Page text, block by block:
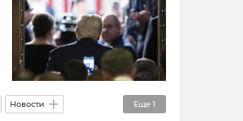
Еще 1
Новости